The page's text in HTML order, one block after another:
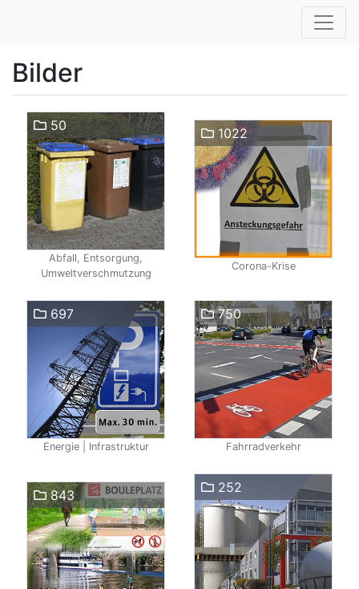
Bilder
50
Abfall, Entsorgung,
Umweltverschmutzung
1022
Corona-Krise
697
Energie | Infrastruktur
750
Fahrradverkehr
843 252